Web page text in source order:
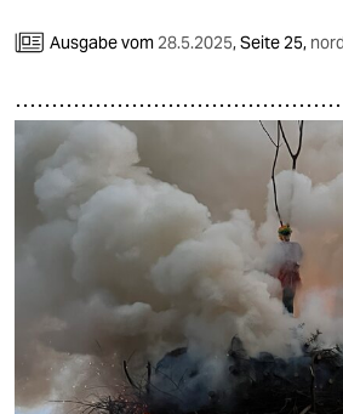
Ausgabe vom 28.5.2025,Seite 25, nord